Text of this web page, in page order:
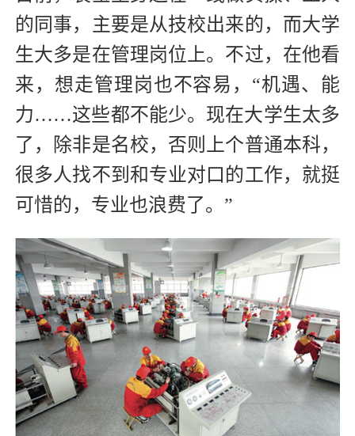
的同事，主要是从技校出来的，而大学
生大多是在管理岗位上。不过，在他看
来，想走管理岗也不容易，“机遇、能
力……这些都不能少。现在大学生太多
了，除非是名校，否则上个普通本科，
很多人找不到和专业对口的工作，就挺
可惜的，专业也浪费了。”